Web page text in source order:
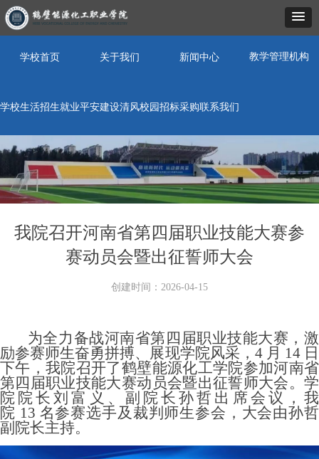
教学管理机构
学校生活招生就业平安建设清风校园招标采购联系我们
学校首页 关于我们 新闻中心
我院召开河南省第四届职业技能大赛参
赛动员会暨出征誓师大会
创建时间： 2026-04-15
为全力备战河南省第四届职业技能大赛，激
励参赛师生奋勇拼搏、展现学院风采 ， 4 月 14 日
下午，我院召开了鹤壁能源化工学院参加河南省
第四届职业技能大赛动员会暨出征誓师大会。学
院院长刘富义、副院长孙哲出席会议，我
院 13 名参赛选手及裁判师生参会，大会由孙哲
副院长主持。